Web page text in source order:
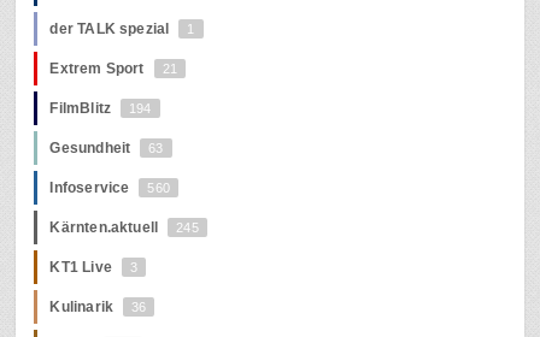
der TALK spezial 1
Extrem Sport 21
FilmBlitz 194
Gesundheit 63
Infoservice 560
Kärnten.aktuell 245
KT1 Live 3
Kulinarik 36